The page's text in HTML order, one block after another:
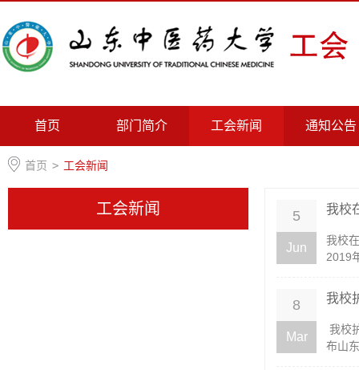
首页 部门简介 工会新闻 通知公告
首页 > 工会新闻
工会新闻 5
Jun
我校
我校
2019
8
Mar
我校
我校
布山